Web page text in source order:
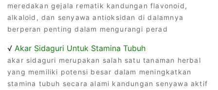
meredakan gejala rematik kandungan flavonoid,
alkaloid, dan senyawa antioksidan di dalamnya
berperan penting dalam mengurangi perad
√ Akar Sidaguri Untuk Stamina Tubuh
akar sidaguri merupakan salah satu tanaman herbal
yang memiliki potensi besar dalam meningkatkan
stamina tubuh secara alami kandungan senyawa aktif